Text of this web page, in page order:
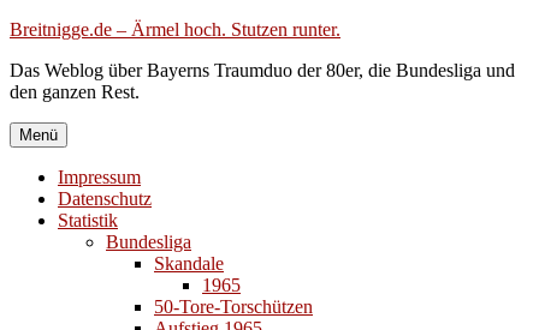
Zum
springen
Breitnigge.de – Ärmel hoch. Stutzen runter.
Das Weblog über Bayerns Traumduo der 80er, die Bundesliga und
den ganzen Rest.
Menü
Impressum
Datenschutz
Statistik
Bundesliga
Skandale
1965
50-Tore-Torschützen